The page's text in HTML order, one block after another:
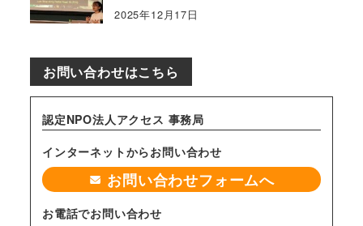
2025年12月17日
お問い合わせはこちら
認定NPO法人アクセス 事務局
インターネットからお問い合わせ
お問い合わせフォームへ
お電話でお問い合わせ